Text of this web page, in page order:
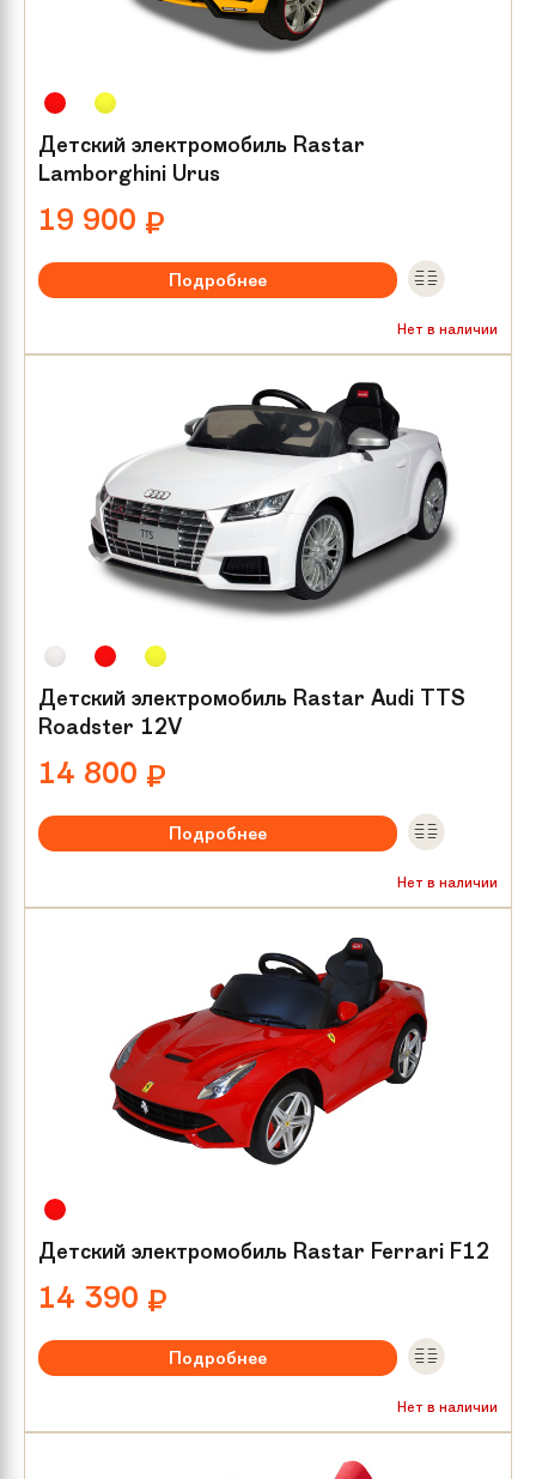
Детский электромобиль Rastar
Lamborghini Urus
19 900 ₽
Подробнее
Нет в наличии
Мотор/редуктор:2х25 W
Детский электромобиль Rastar Audi TTS
Roadster 12V
14 800 ₽
Подробнее
Нет в наличии
Мотор/редуктор:2х25 W
Детский электромобиль Rastar Ferrari F12
14 390 ₽
Подробнее
Нет в наличии
Мотор/редуктор:1х35 W